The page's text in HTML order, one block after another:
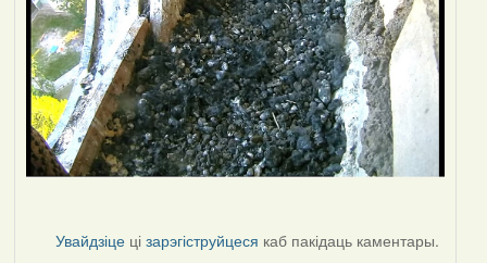
Увайдзіце цізарэгіструйцеся каб пакідаць каментары.